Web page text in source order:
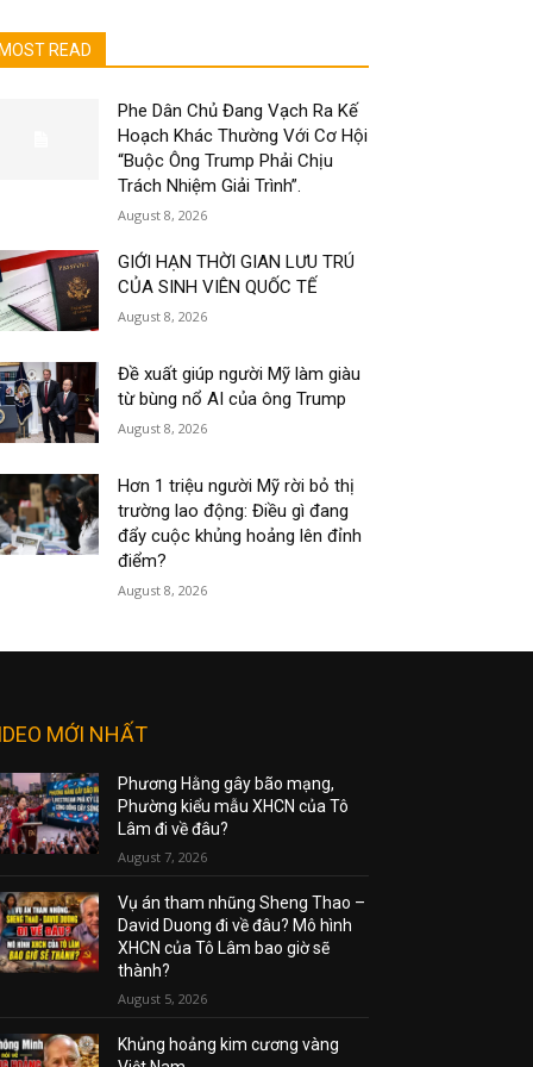
MOST READ
Phe Dân Chủ Đang Vạch Ra Kế
Hoạch Khác Thường Với Cơ Hội
“Buộc Ông Trump Phải Chịu
Trách Nhiệm Giải Trình”.
August 8, 2026
GIỚI HẠN THỜI GIAN LƯU TRÚ
CỦA SINH VIÊN QUỐC TẾ
August 8, 2026
Đề xuất giúp người Mỹ làm giàu
từ bùng nổ AI của ông Trump
August 8, 2026
Hơn 1 triệu người Mỹ rời bỏ thị
trường lao động: Điều gì đang
đẩy cuộc khủng hoảng lên đỉnh
điểm?
August 8, 2026
MỚI NHẤT
Phương Hằng gây bão mạng,
Phường kiểu mẫu XHCN của Tô
Lâm đi về đâu?
August 7, 2026
Vụ án tham nhũng Sheng Thao –
David Duong đi về đâu? Mô hình
XHCN của Tô Lâm bao giờ sẽ
thành?
August 5, 2026
Khủng hoảng kim cương vàng